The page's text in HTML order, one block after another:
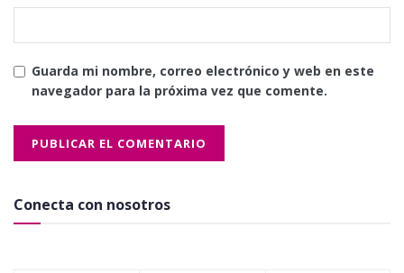
Guarda mi nombre, correo electrónico y web en este
navegador para la próxima vez que comente.
Conecta con nosotros